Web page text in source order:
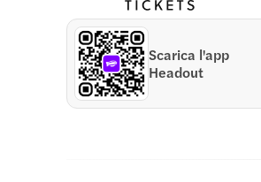
Scarica l'app
Headout